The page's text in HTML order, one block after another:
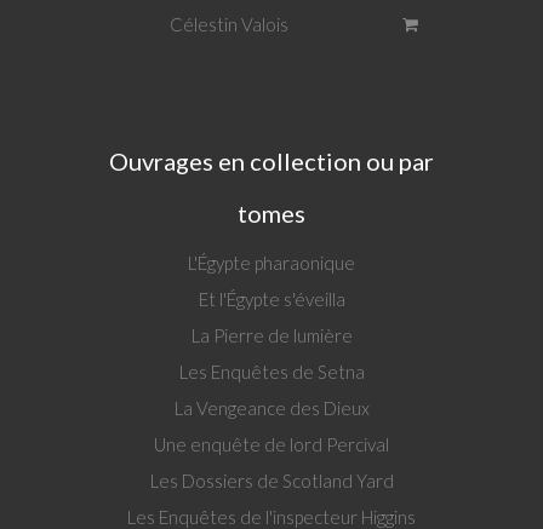
Célestin Valois
Ouvrages en collection ou par
tomes
L'Égypte pharaonique
Et l'Égypte s'éveilla
La Pierre de lumière
Les Enquêtes de Setna
La Vengeance des Dieux
Une enquête de lord Percival
Les Dossiers de Scotland Yard
Les Enquêtes de l'inspecteur Higgins